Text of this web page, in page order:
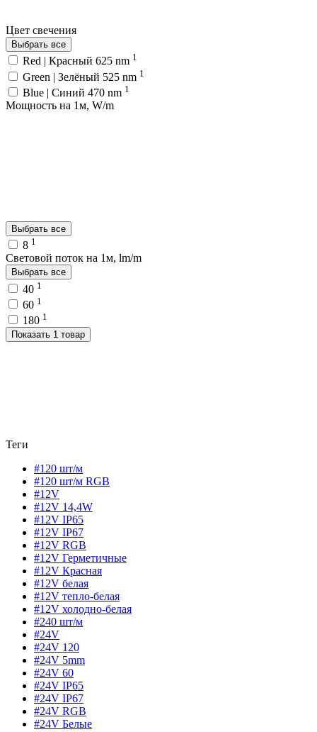
Цвет свечения
Выбрать все
Red | Красный 625 nm 1
Green | Зелёный 525 nm 1
Blue | Синий 470 nm 1
Мощность на 1м, W/m
Выбрать все
8 1
Световой поток на 1м, lm/m
Выбрать все
40 1
60 1
180 1
Показать 1 товар
Теги
#120 шт/м
#120 шт/м RGB
#12V
#12V 14,4W
#12V IP65
#12V IP67
#12V RGB
#12V Герметичные
#12V Красная
#12V белая
#12V тепло-белая
#12V холодно-белая
#240 шт/м
#24V
#24V 120
#24V 5mm
#24V 60
#24V IP65
#24V IP67
#24V RGB
#24V Белые